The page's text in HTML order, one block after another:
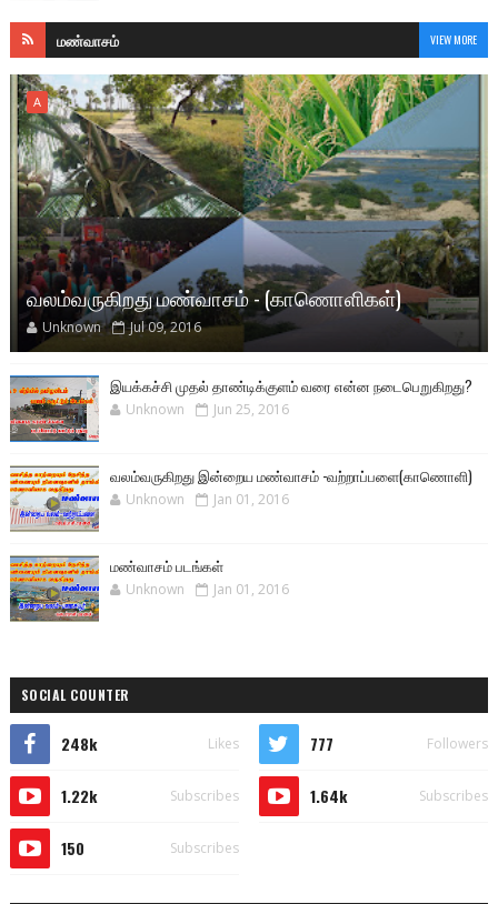
மண்வாசம் VIEW MORE
A
வலம்வருகிறது மண்வாசம் - (காணொளிகள்)
Unknown Jul 09, 2016
இயக்கச்சி முதல் தாண்டிக்குளம் வரை என்ன நடைபெறுகிறது?
Unknown Jun 25, 2016
வலம்வருகிறது இன்றைய மண்வாசம் -வற்றாப்பளை(காணொளி)
Unknown Jan 01, 2016
மண்வாசம் படங்கள்
Unknown Jan 01, 2016
SOCIAL COUNTER
248k Likes 777 Followers
1.22k Subscribes 1.64k Subscribes
150 Subscribes